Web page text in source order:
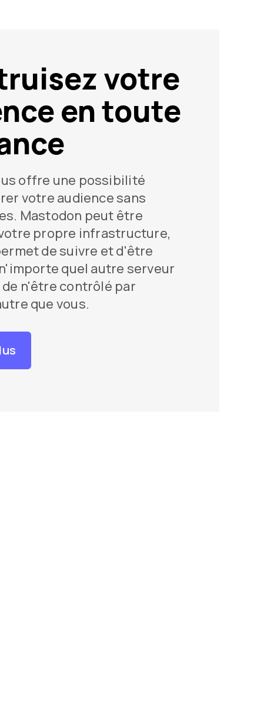
votre
en toute
offre une possibilité
votre audience sans
Mastodon peut être
propre infrastructure,
de suivre et d'être
quel autre serveur
n'être contrôlé par
que vous.